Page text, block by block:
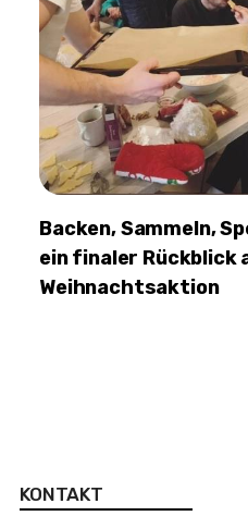
Backen, Sammeln,
ein finaler Rückblick
Weihnachtsaktion
KONTAKT